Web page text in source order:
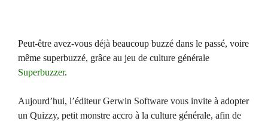
Peut-être avez-vous déjà beaucoup buzzé dans le passé, voire
même superbuzzé, grâce au jeu de culture générale
Superbuzzer.
Aujourd’hui, l’éditeur Gerwin Software vous invite à adopter
un Quizzy, petit monstre accro à la culture générale, afin de